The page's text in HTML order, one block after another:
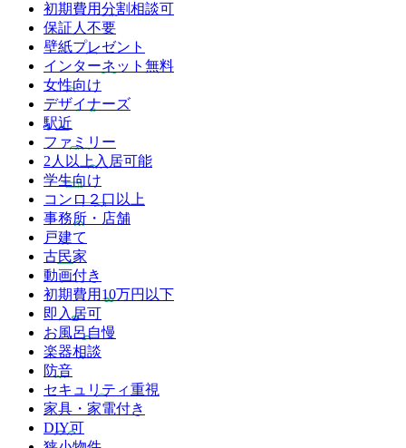
初期費用分割相談可
保証人不要
壁紙プレゼント
インターネット無料
女性向け
デザイナーズ
駅近
ファミリー
2人以上入居可能
学生向け
コンロ２口以上
事務所・店舗
戸建て
古民家
動画付き
初期費用10万円以下
即入居可
お風呂自慢
楽器相談
防音
セキュリティ重視
家具・家電付き
DIY可